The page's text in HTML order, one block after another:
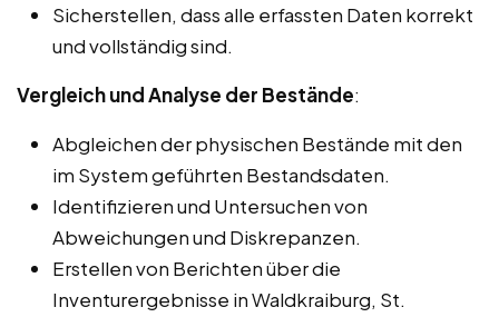
Sicherstellen, dass alle erfassten Daten korrekt
und vollständig sind.
Vergleich und Analyse der Bestände:
Abgleichen der physischen Bestände mit den
im System geführten Bestandsdaten.
Identifizieren und Untersuchen von
Abweichungen und Diskrepanzen.
Erstellen von Berichten über die
Inventurergebnisse in Waldkraiburg, St.